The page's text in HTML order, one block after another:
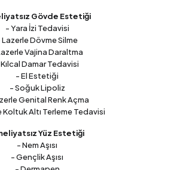
Gövde Estetiği
- Yara İzi Tedavisi
Lazerle Dövme Silme
Vajina Daraltma
Damar Tedavisi
- El Estetiği
- Soğuk Lipoliz
Genital Renk Açma
Koltuk Altı Terleme Tedavisi
Yüz Estetiği
- Nem Aşısı
- Gençlik Aşısı